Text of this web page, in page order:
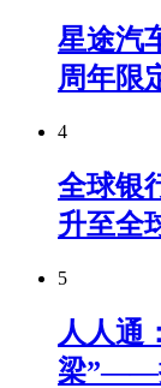
星途汽
周年限
4
全球银
升至全
5
人人通
梁”——